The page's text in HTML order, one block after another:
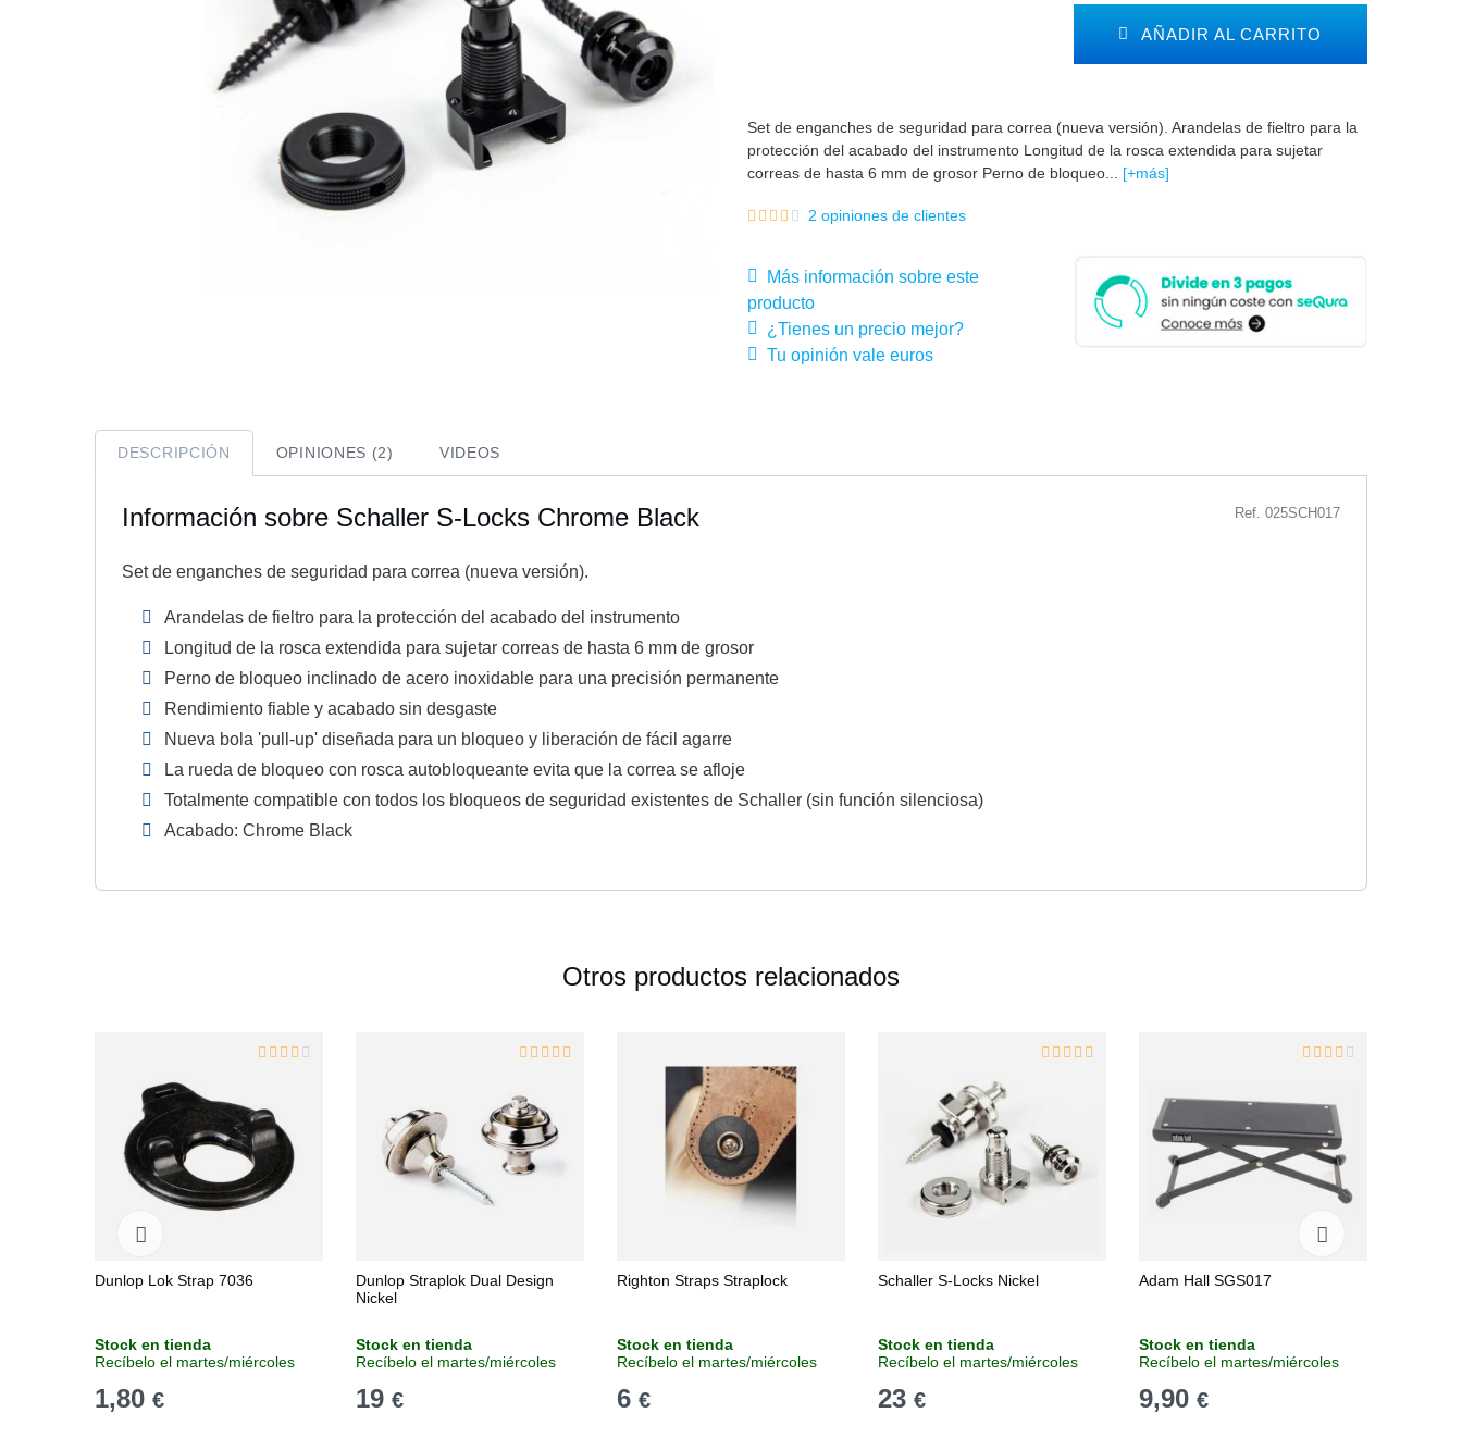
AÑADIR AL CARRITO
Set de enganches de seguridad para correa (nueva versión). Arandelas de fieltro para la
protección del acabado del instrumento Longitud de la rosca extendida para sujetar
correas de hasta 6 mm de grosor Perno de bloqueo... [+más]
2 opiniones de clientes
Más información sobre este
producto
¿Tienes un precio mejor?
Tu opinión vale euros
DESCRIPCIÓN OPINIONES (2) VIDEOS
Información sobre Schaller S-Locks Chrome Black Ref. 025SCH017
Set de enganches de seguridad para correa (nueva versión).
Arandelas de fieltro para la protección del acabado del instrumento
Longitud de la rosca extendida para sujetar correas de hasta 6 mm de grosor
Perno de bloqueo inclinado de acero inoxidable para una precisión permanente
Rendimiento fiable y acabado sin desgaste
Nueva bola 'pull-up' diseñada para un bloqueo y liberación de fácil agarre
La rueda de bloqueo con rosca autobloqueante evita que la correa se afloje
Totalmente compatible con todos los bloqueos de seguridad existentes de Schaller (sin función silenciosa)
Acabado: Chrome Black
Otros productos relacionados
Dunlop Lok Strap 7036
Stock en tienda
Recíbelo el martes/miércoles
1,80 €
Dunlop Straplok Dual Design
Nickel
Stock en tienda
Recíbelo el martes/miércoles
19 €
Righton Straps Straplock
Stock en tienda
Recíbelo el martes/miércoles
6 €
Schaller S-Locks Nickel
Stock en tienda
Recíbelo el martes/miércoles
23 €
Adam Hall SGS017
Stock en tienda
Recíbelo el martes/miércoles
9,90 €